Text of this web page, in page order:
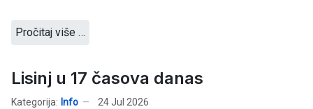
Pročitaj više …
Lisinj u 17 časova danas
Kategorija: Info 24 Jul 2026